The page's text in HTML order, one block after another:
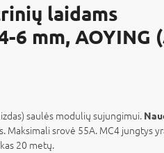
laidams
6 mm, AOYING
saulės modulių sujungimui.
Maksimali srovė 55A. MC4 jungtys
20 metų.